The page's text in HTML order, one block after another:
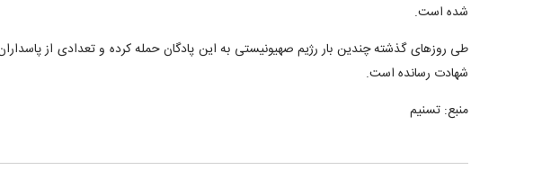
شده است.
طی روز‌های گذشته چندین بار رژیم صهیونیستی به این پادگان حمله کرده و تعدادی از پاسداران
شهادت رسانده است.
منبع: تسنیم